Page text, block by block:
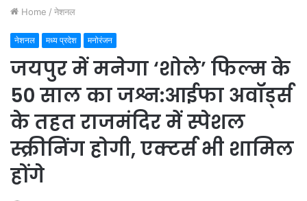
Home / नेशनल
नेशनल मध्य प्रदेश मनोरंजन
जयपुर में मनेगा ‘शोले’ फिल्म के
50 साल का जश्न:आईफा अवॉर्ड्स
के तहत राजमंदिर में स्पेशल
स्क्रीनिंग होगी, एक्टर्स भी शामिल
होंगे